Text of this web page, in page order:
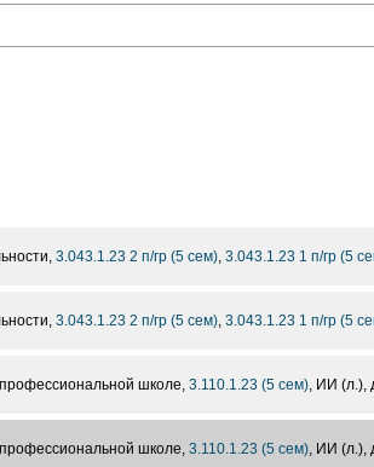
3.043.1.23 2 п/гр (5 сем), 3.043.1.23 1 п/гр (5
3.043.1.23 2 п/гр (5 сем), 3.043.1.23 1 п/гр (5
школе, 3.110.1.23 (5 сем), ИИ (л.),
школе, 3.110.1.23 (5 сем), ИИ (л.),